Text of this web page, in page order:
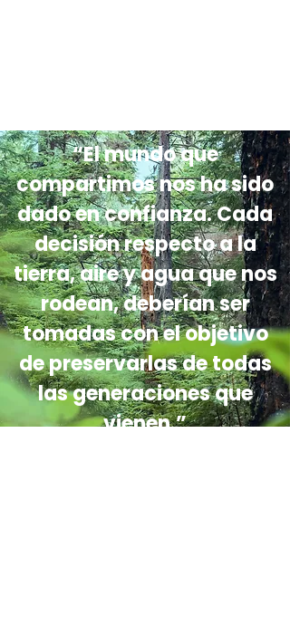
“El mundo que
compartimos nos ha sido
dado en confianza. Cada
decisión respecto a la
tierra, aire y agua que nos
rodean, deberían ser
tomadas con el objetivo
de preservarlas de todas
las generaciones que
vienen.”